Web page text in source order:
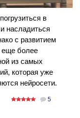
в
насладиться
с развитием
еще более
из самых
которая уже
нейросети.
5